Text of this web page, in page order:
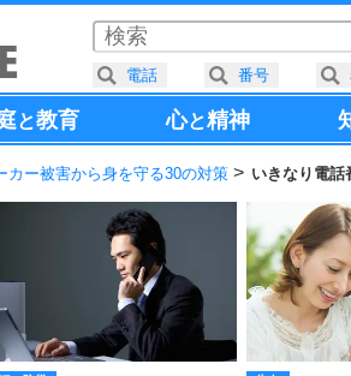
と教育 心と精神
カー被害から身を守る30の対策 いきなり電話
電話 番号